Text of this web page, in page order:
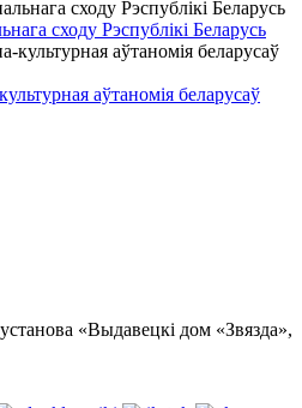
сходу Рэспублікі Беларусь
аўтаномія беларусаў
«Выдавецкі дом «Звязда»,